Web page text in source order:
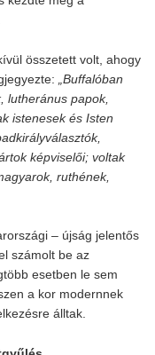
összetett volt, ahogy
„Buffalóban
lutheránus papok,
istenesek és Isten
képviselői; voltak
ruthének,
– újság jelentős
számolt be az
esetben le sem
a kor modernnek
álltak.